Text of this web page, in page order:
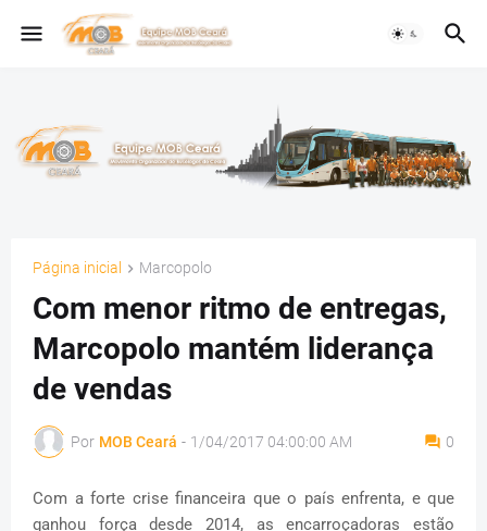
Página inicial Marcopolo
Com menor ritmo de entregas,
Marcopolo mantém liderança
de vendas
Por MOB Ceará - 1/04/2017 04:00:00 AM 0
Com a forte crise financeira que o país enfrenta, e que
ganhou força desde 2014, as encarroçadoras estão